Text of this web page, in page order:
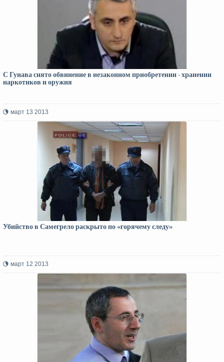
С Гунава снято обвинение в незаконном приобретении - хранении
наркотиков и оружия
март 13 2013
Убийство в Самегрело раскрыто по «горячему следу»
март 12 2013